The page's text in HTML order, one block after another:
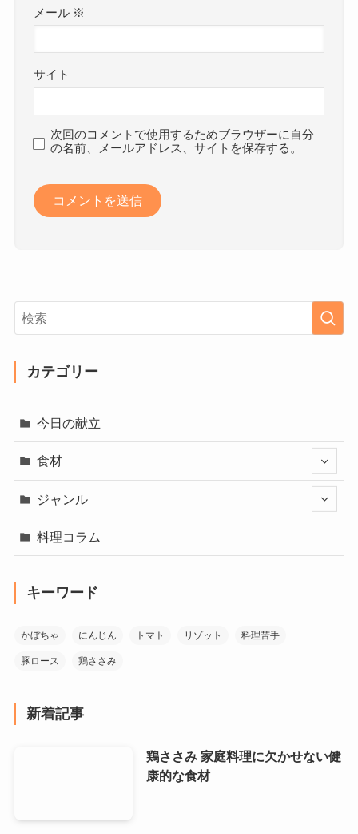
メール ※
サイト
次回のコメントで使用するためブラウザーに自分
の名前、メールアドレス、サイトを保存する。
カテゴリー
今日の献立
食材
ジャンル
料理コラム
キーワード
かぼちゃ にんじん トマト リゾット 料理苦手
豚ロース 鶏ささみ
新着記事
鶏ささみ 家庭料理に欠かせない健
康的な食材